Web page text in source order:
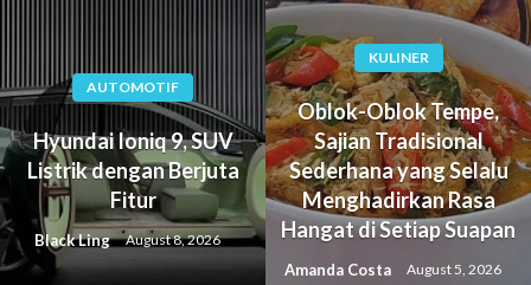
AUTOMOTIF
Hyundai Ioniq 9, SUV
Listrik dengan Berjuta
Fitur
Black Ling August 8, 2026
KULINER
Oblok-Oblok Tempe,
Sajian Tradisional
Sederhana yang Selalu
Menghadirkan Rasa
Hangat di Setiap Suapan
Amanda Costa August 5, 2026